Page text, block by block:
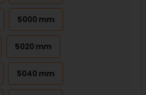
5000 mm
5020 mm
5040 mm